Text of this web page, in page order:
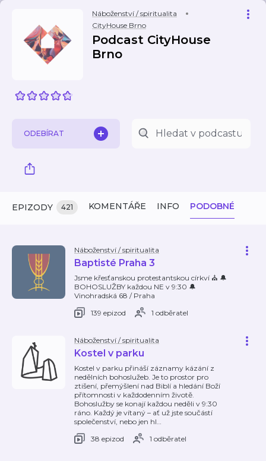
Náboženství / spiritualita
CityHouse Brno
Podcast CityHouse
Brno
ODEBÍRAT
EPIZODY 421 KOMENTÁŘE INFO PODOBNÉ
Náboženství / spiritualita
Baptisté Praha 3
Jsme křesťanskou protestantskou církví ⛪️ 🔔
BOHOSLUŽBY každou NE v 9:30 🔔
Vinohradská 68 / Praha
139 epizod
1 odběratel
Náboženství / spiritualita
Kostel v parku
Kostel v parku přináší záznamy kázání z
nedělních bohoslužeb. Je to prostor pro
ztišení, přemýšlení nad Biblí a hledání Boží
přítomnosti v každodenním životě.
Bohoslužby se konají každou neděli v 9:30
ráno. Každý je vítaný – ať už jste součástí
společenství, nebo jen hl…
38 epizod
1 odběratel